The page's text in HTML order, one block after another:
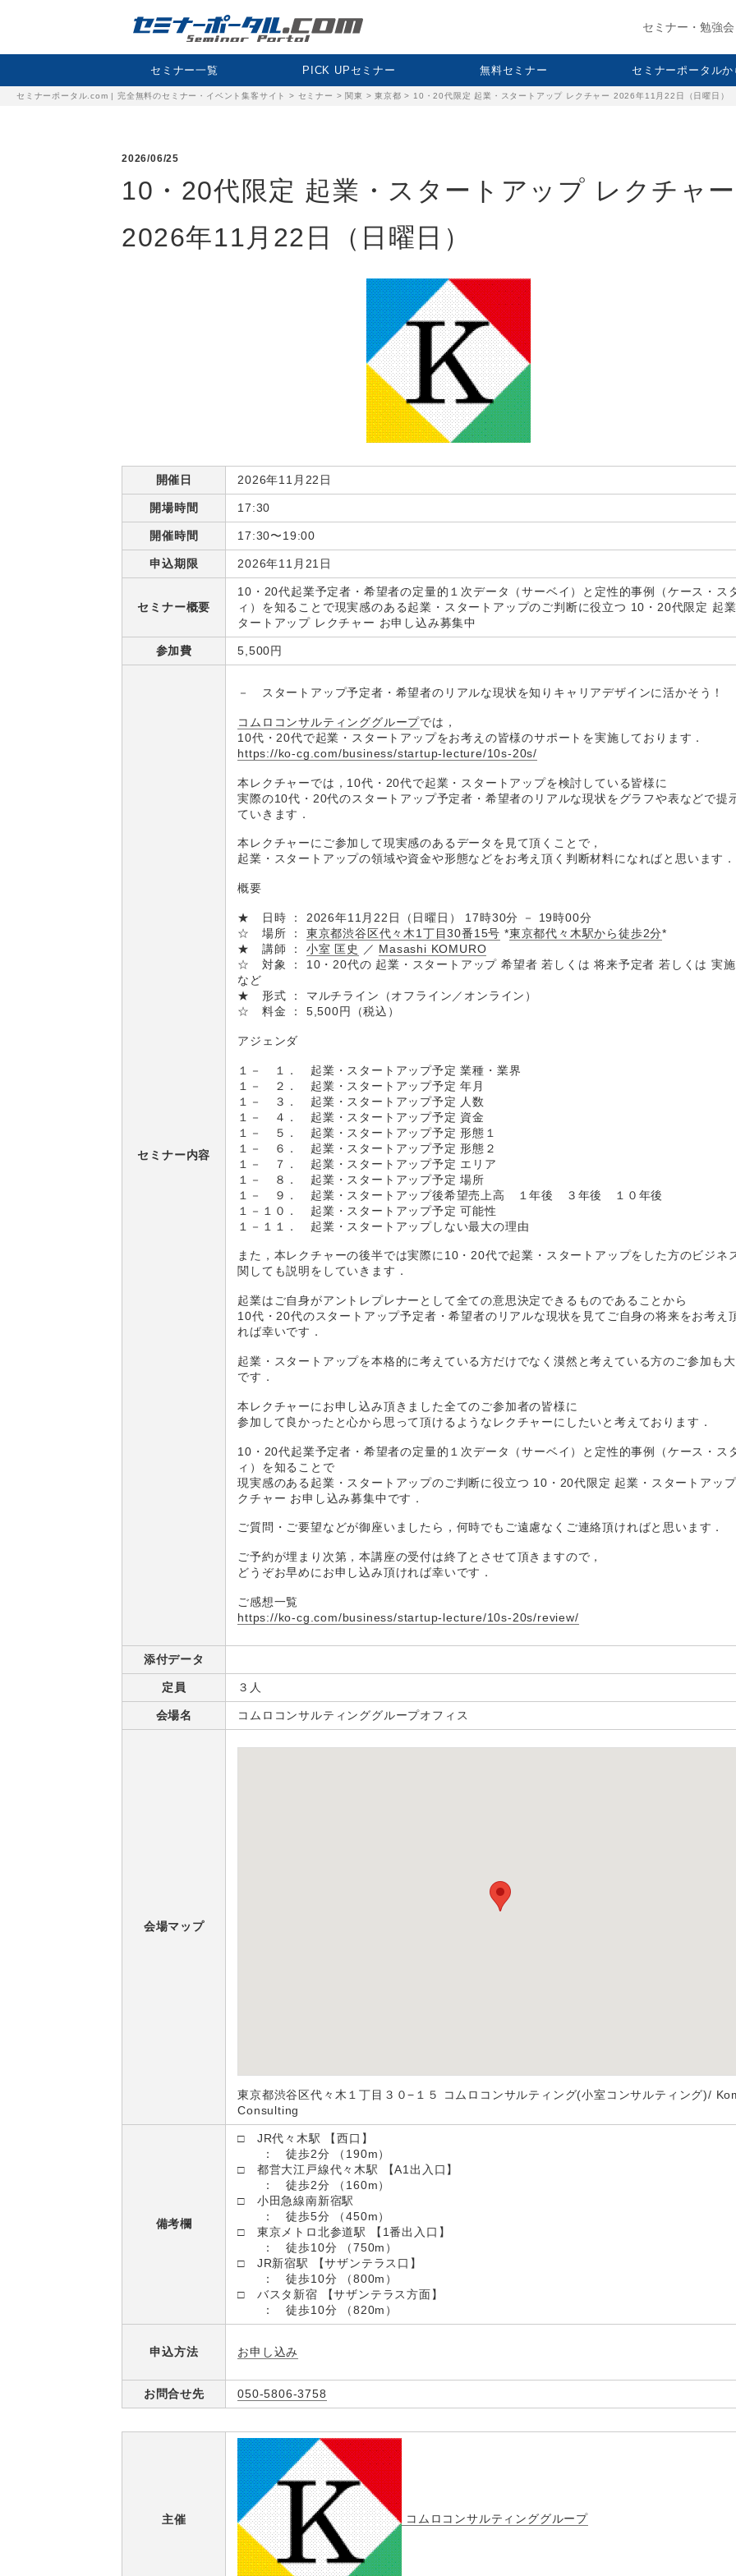
セミナー・勉強
セミナー一覧 PICK UPセミナー 無料セミナー セミナーポータル
セミナーポータル.com | 完全無料のセミナー・イベント集客サイト > セミナー > 関東 >東京都 > 10・20代限定 起業・スタートアップ レクチャー 2026年11月22日（日曜日）
2026/06/25
10・20代限定 起業・スタートアップ レクチャー
2026年11月22日（日曜日）
開催日 2026年11月22日
開場時間 17:30
開催時間 17:30〜19:00
申込期限 2026年11月21日
セミナー概要
10・20代起業予定者・希望者の定量的１次データ（サーベイ）と定性的事例（ケース・ス
ィ）を知ることで現実感のある起業・スタートアップのご判断に役立つ 10・20代限定 起
タートアップ レクチャー お申し込み募集中
参加費 5,500円
セミナー内容
－ スタートアップ予定者・希望者のリアルな現状を知りキャリアデザインに活かそう！
コムロコンサルティンググループでは，
10代・20代で起業・スタートアップをお考えの皆様のサポートを実施しております．
https://ko-cg.com/business/startup-lecture/10s-20s/
本レクチャーでは，10代・20代で起業・スタートアップを検討している皆様に
実際の10代・20代のスタートアップ予定者・希望者のリアルな現状をグラフや表などで提
ていきます．
本レクチャーにご参加して現実感のあるデータを見て頂くことで，
起業・スタートアップの領域や資金や形態などをお考え頂く判断材料になればと思います．
概要
★ 日時 ： 2026年11月22日（日曜日） 17時30分 － 19時00分
☆ 場所 ： 東京都渋谷区代々木1丁目30番15号 *東京都代々木駅から徒歩2分*
★ 講師 ： 小室 匡史 ／ Masashi KOMURO
☆ 対象 ： 10・20代の 起業・スタートアップ 希望者 若しくは 将来予定者 若しくは 実
など
★ 形式 ： マルチライン（オフライン／オンライン）
☆ 料金 ： 5,500円（税込）
アジェンダ
１－ １． 起業・スタートアップ予定 業種・業界
１－ ２． 起業・スタートアップ予定 年月
１－ ３． 起業・スタートアップ予定 人数
１－ ４． 起業・スタートアップ予定 資金
１－ ５． 起業・スタートアップ予定 形態１
１－ ６． 起業・スタートアップ予定 形態２
１－ ７． 起業・スタートアップ予定 エリア
１－ ８． 起業・スタートアップ予定 場所
１－ ９． 起業・スタートアップ後希望売上高 １年後 ３年後 １０年後
１－１０． 起業・スタートアップ予定 可能性
１－１１． 起業・スタートアップしない最大の理由
また，本レクチャーの後半では実際に10・20代で起業・スタートアップをした方のビジネ
関しても説明をしていきます．
起業はご自身がアントレプレナーとして全ての意思決定できるものであることから
10代・20代のスタートアップ予定者・希望者のリアルな現状を見てご自身の将来をお考え
れば幸いです．
起業・スタートアップを本格的に考えている方だけでなく漠然と考えている方のご参加も
です．
本レクチャーにお申し込み頂きました全てのご参加者の皆様に
参加して良かったと心から思って頂けるようなレクチャーにしたいと考えております．
10・20代起業予定者・希望者の定量的１次データ（サーベイ）と定性的事例（ケース・ス
ィ）を知ることで
現実感のある起業・スタートアップのご判断に役立つ 10・20代限定 起業・スタートアッ
クチャー お申し込み募集中です．
ご質問・ご要望などが御座いましたら，何時でもご遠慮なくご連絡頂ければと思います．
ご予約が埋まり次第，本講座の受付は終了とさせて頂きますので，
どうぞお早めにお申し込み頂ければ幸いです．
ご感想一覧
https://ko-cg.com/business/startup-lecture/10s-20s/review/
添付データ
定員 ３人
会場名 コムロコンサルティンググループオフィス
会場マップ
東京都渋谷区代々木１丁目３０−１５ コムロコンサルティング(小室コンサルティング)/
Consulting
備考欄
□ JR代々木駅 【西口】
： 徒歩2分 （190m）
□ 都営大江戸線代々木駅 【A1出入口】
： 徒歩2分 （160m）
□ 小田急線南新宿駅
： 徒歩5分 （450m）
□ 東京メトロ北参道駅 【1番出入口】
： 徒歩10分 （750m）
□ JR新宿駅 【サザンテラス口】
： 徒歩10分 （800m）
□ バスタ新宿 【サザンテラス方面】
： 徒歩10分 （820m）
申込方法 お申し込み
お問合せ先 050-5806-3758
主催 コムロコンサルティンググループ